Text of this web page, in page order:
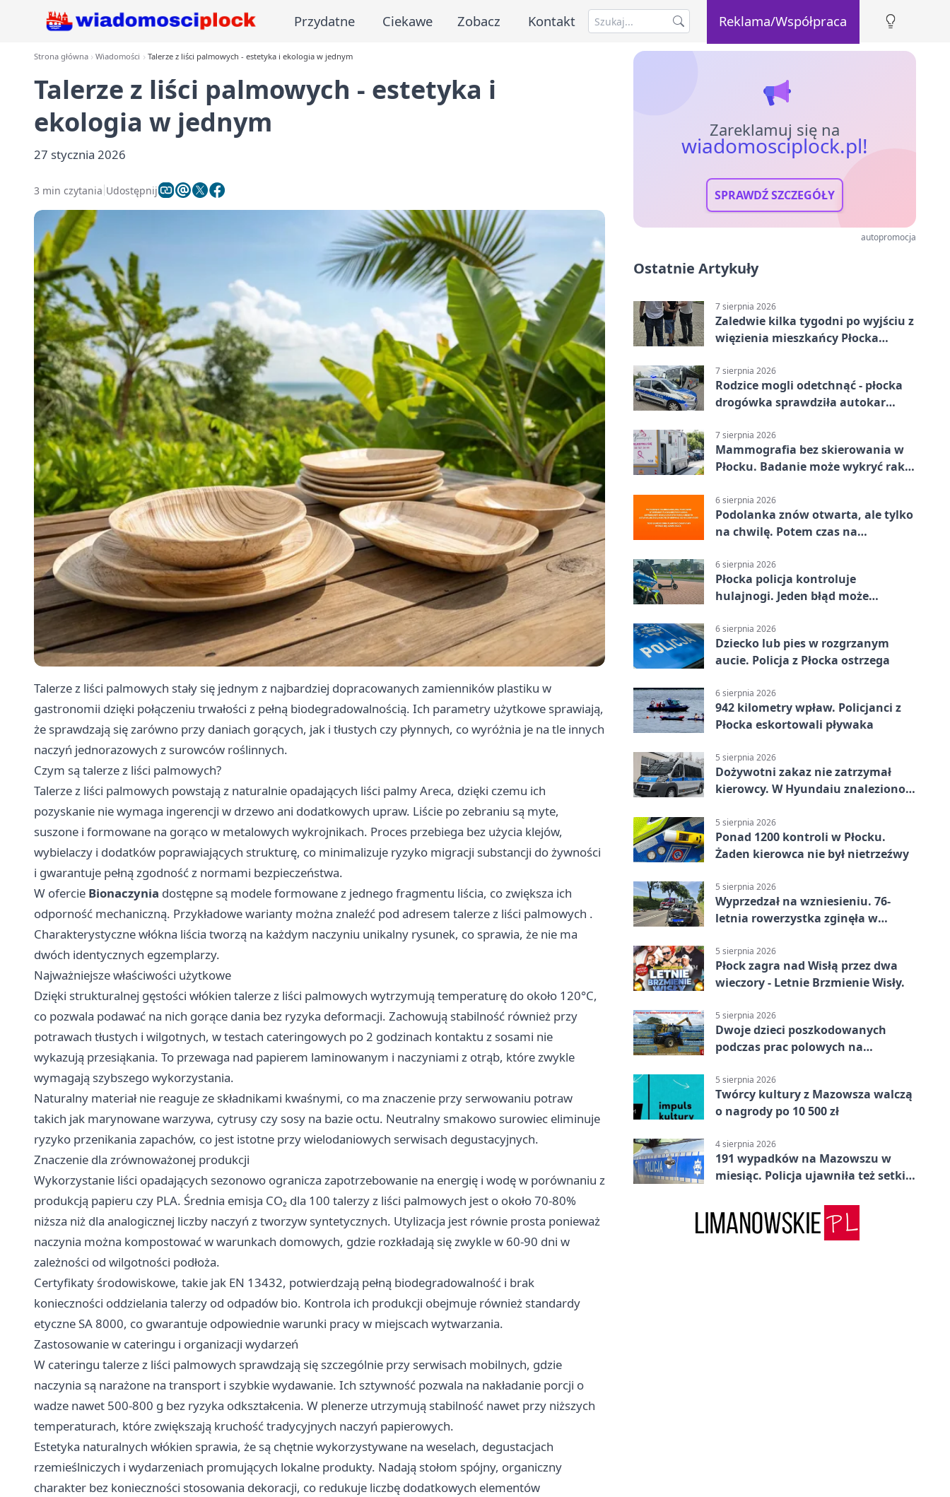
Przydatne Ciekawe Zobacz Kontakt Reklama/Współpraca
Strona główna Wiadomości Talerze z liści palmowych - estetyka i ekologia w jednym
Talerze z liści palmowych - estetyka i
ekologia w jednym
27 stycznia 2026
3 min czytania Udostępnij
Talerze z liści palmowych stały się jednym z najbardziej dopracowanych zamienników plastiku w
gastronomii dzięki połączeniu trwałości z pełną biodegradowalnością. Ich parametry użytkowe sprawiają,
że sprawdzają się zarówno przy daniach gorących, jak i tłustych czy płynnych, co wyróżnia je na tle innych
naczyń jednorazowych z surowców roślinnych.
Czym są talerze z liści palmowych?
Talerze z liści palmowych powstają z naturalnie opadających liści palmy Areca, dzięki czemu ich
pozyskanie nie wymaga ingerencji w drzewo ani dodatkowych upraw. Liście po zebraniu są myte,
suszone i formowane na gorąco w metalowych wykrojnikach. Proces przebiega bez użycia klejów,
wybielaczy i dodatków poprawiających strukturę, co minimalizuje ryzyko migracji substancji do żywności
i gwarantuje pełną zgodność z normami bezpieczeństwa.
W ofercie Bionaczynia dostępne są modele formowane z jednego fragmentu liścia, co zwiększa ich
odporność mechaniczną. Przykładowe warianty można znaleźć pod adresem talerze z liści palmowych .
Charakterystyczne włókna liścia tworzą na każdym naczyniu unikalny rysunek, co sprawia, że nie ma
dwóch identycznych egzemplarzy.
Najważniejsze właściwości użytkowe
Dzięki strukturalnej gęstości włókien talerze z liści palmowych wytrzymują temperaturę do około 120°C,
co pozwala podawać na nich gorące dania bez ryzyka deformacji. Zachowują stabilność również przy
potrawach tłustych i wilgotnych, w testach cateringowych po 2 godzinach kontaktu z sosami nie
wykazują przesiąkania. To przewaga nad papierem laminowanym i naczyniami z otrąb, które zwykle
wymagają szybszego wykorzystania.
Naturalny materiał nie reaguje ze składnikami kwaśnymi, co ma znaczenie przy serwowaniu potraw
takich jak marynowane warzywa, cytrusy czy sosy na bazie octu. Neutralny smakowo surowiec eliminuje
ryzyko przenikania zapachów, co jest istotne przy wielodaniowych serwisach degustacyjnych.
Znaczenie dla zrównoważonej produkcji
Wykorzystanie liści opadających sezonowo ogranicza zapotrzebowanie na energię i wodę w porównaniu z
produkcją papieru czy PLA. Średnia emisja CO₂ dla 100 talerzy z liści palmowych jest o około 70-80%
niższa niż dla analogicznej liczby naczyń z tworzyw syntetycznych. Utylizacja jest równie prosta ponieważ
naczynia można kompostować w warunkach domowych, gdzie rozkładają się zwykle w 60-90 dni w
zależności od wilgotności podłoża.
Certyfikaty środowiskowe, takie jak EN 13432, potwierdzają pełną biodegradowalność i brak
konieczności oddzielania talerzy od odpadów bio. Kontrola ich produkcji obejmuje również standardy
etyczne SA 8000, co gwarantuje odpowiednie warunki pracy w miejscach wytwarzania.
Zastosowanie w cateringu i organizacji wydarzeń
W cateringu talerze z liści palmowych sprawdzają się szczególnie przy serwisach mobilnych, gdzie
naczynia są narażone na transport i szybkie wydawanie. Ich sztywność pozwala na nakładanie porcji o
wadze nawet 500-800 g bez ryzyka odkształcenia. W plenerze utrzymują stabilność nawet przy niższych
temperaturach, które zwiększają kruchość tradycyjnych naczyń papierowych.
Estetyka naturalnych włókien sprawia, że są chętnie wykorzystywane na weselach, degustacjach
rzemieślniczych i wydarzeniach promujących lokalne produkty. Nadają stołom spójny, organiczny
charakter bez konieczności stosowania dekoracji, co redukuje liczbę dodatkowych elementów
Zareklamuj się na
wiadomosciplock.pl!
SPRAWDŹ SZCZEGÓŁY
autopromocja
Ostatnie Artykuły
7 sierpnia 2026
Zaledwie kilka tygodni po wyjściu z
więzienia mieszkańcy Płocka
7 sierpnia 2026
Rodzice mogli odetchnąć - płocka
drogówka sprawdziła autokar
7 sierpnia 2026
Mammografia bez skierowania w
Płocku. Badanie może wykryć raka,
6 sierpnia 2026
Podolanka znów otwarta, ale tylko
na chwilę. Potem czas na
6 sierpnia 2026
Płocka policja kontroluje
hulajnogi. Jeden błąd może
6 sierpnia 2026
Dziecko lub pies w rozgrzanym
aucie. Policja z Płocka ostrzega
6 sierpnia 2026
942 kilometry wpław. Policjanci z
Płocka eskortowali pływaka
5 sierpnia 2026
Dożywotni zakaz nie zatrzymał
kierowcy. W Hyundaiu znaleziono
5 sierpnia 2026
Ponad 1200 kontroli w Płocku.
Żaden kierowca nie był nietrzeźwy
5 sierpnia 2026
Wyprzedzał na wzniesieniu. 76-
letnia rowerzystka zginęła w
5 sierpnia 2026
Płock zagra nad Wisłą przez dwa
wieczory - Letnie Brzmienie Wisły.
5 sierpnia 2026
Dwoje dzieci poszkodowanych
podczas prac polowych na
5 sierpnia 2026
Twórcy kultury z Mazowsza walczą
o nagrody po 10 500 zł
4 sierpnia 2026
191 wypadków na Mazowszu w
miesiąc. Policja ujawniła też setki